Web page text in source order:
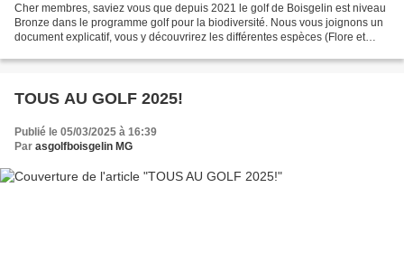
Cher membres, saviez vous que depuis 2021 le golf de Boisgelin est niveau
Bronze dans le programme golf pour la biodiversité. Nous vous joignons un
document explicatif, vous y découvrirez les différentes espèces (Flore et
TOUS AU GOLF 2025!
Publié le 05/03/2025 à 16:39
Par asgolfboisgelin MG